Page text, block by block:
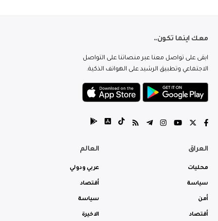
معك اينما تكون..
ابقى على تواصل معنا عبر منصاتنا على التواصل
الاجتماعي وتطبيق الرشيد على الهواتف الذكية.
العراق
محليات
سياسة
أمن
أقتصاد
العالم
عربي ودولي
أقتصاد
سياسة
الاخيرة